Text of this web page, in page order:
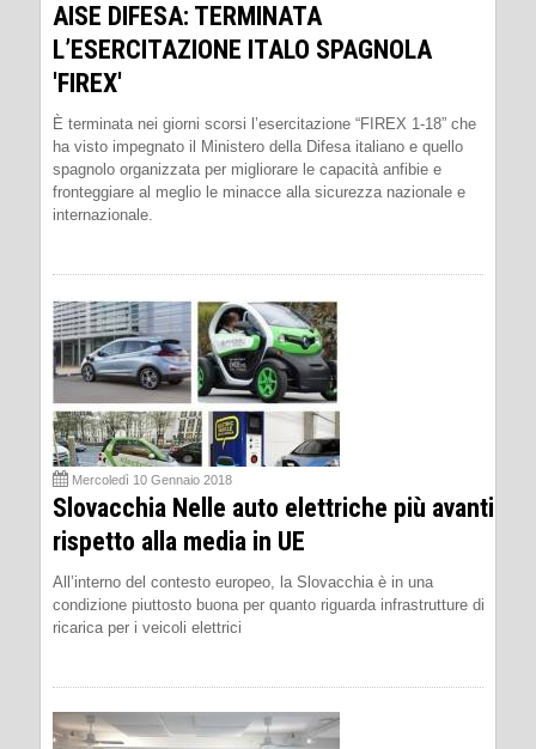
AISE DIFESA: TERMINATA
L’ESERCITAZIONE ITALO SPAGNOLA
'FIREX'
È terminata nei giorni scorsi l’esercitazione “FIREX 1-18” che
ha visto impegnato il Ministero della Difesa italiano e quello
spagnolo organizzata per migliorare le capacità anfibie e
fronteggiare al meglio le minacce alla sicurezza nazionale e
internazionale.
Mercoledì 10 Gennaio 2018
Slovacchia Nelle auto elettriche più avanti
rispetto alla media in UE
All’interno del contesto europeo, la Slovacchia è in una
condizione piuttosto buona per quanto riguarda infrastrutture di
ricarica per i veicoli elettrici